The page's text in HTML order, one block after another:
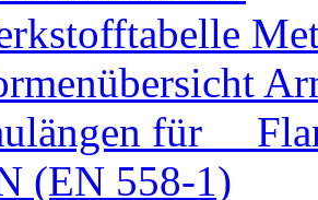
für
(EN 558-1)